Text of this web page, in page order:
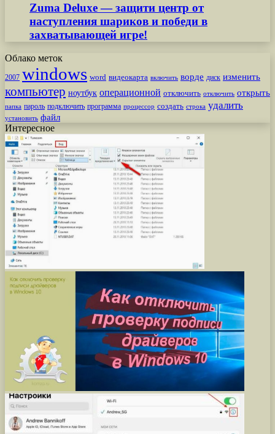
Zuma Deluxe — защити центр от
наступления шариков и победи в
захватывающей игре!
Облако меток
2007 windows word видеокарта включить ворде диск изменить
компьютер ноутбук операционной отключить отключить открыть
папка пароль подключить программа процессор создать строка удалить
установить файл
Интересное